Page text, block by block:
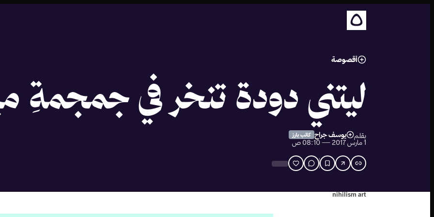
أقصوصة
ليتني دودة تنخر في جمجمةِ
بقلم يوسف جراح كاتب بارز
1 مارس 2017 — 08:10 ص
nihilism art